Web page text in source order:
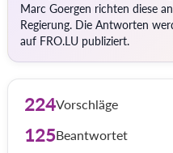
Marc Goergen richten diese
Regierung. Die Antworten
auf FRO.LU publiziert.
224Vorschläge
125Beantwortet